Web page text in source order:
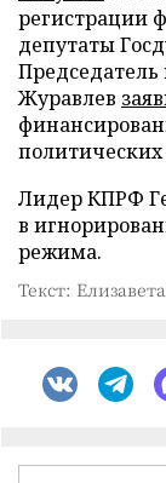
регистрации
депутаты
Журавлев
Лидер КПРФ
в
режима.
Текст: